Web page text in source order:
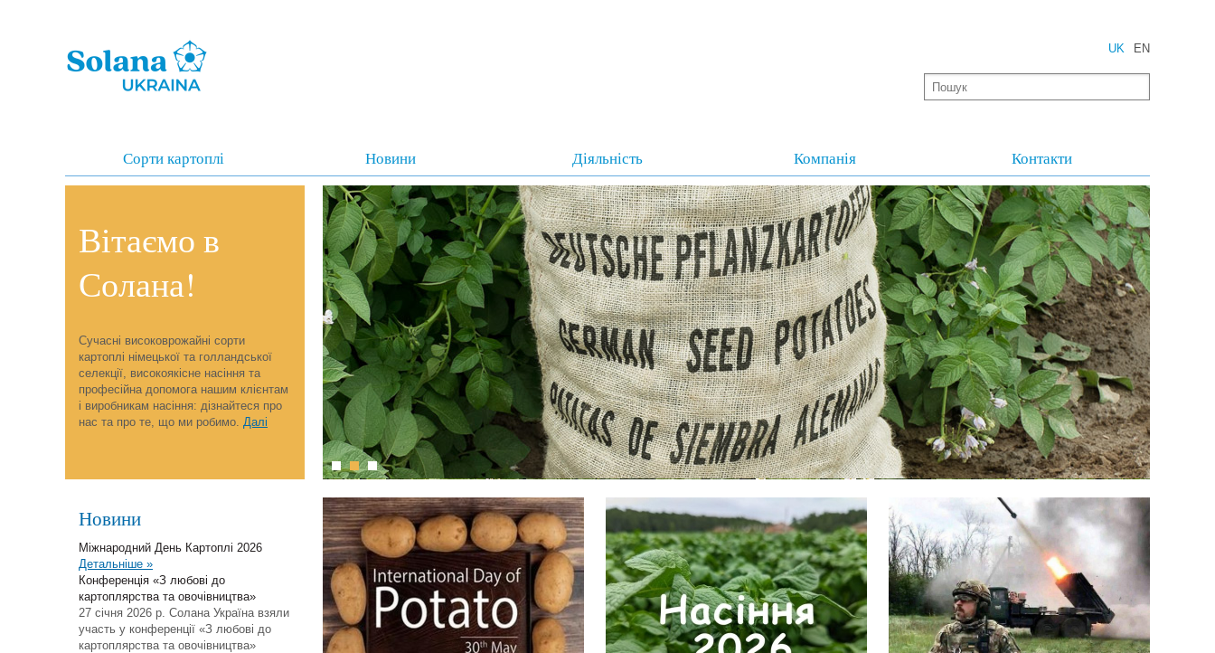
UK EN
Сорти картоплі Новини Діяльність Компанія Контакти
Вітаємо в
Солана!
Сучасні високоврожайні сорти
картоплі німецької та голландської
селекції, високоякісне насіння та
професійна допомога нашим клієнтам
і виробникам насіння: дізнайтеся про
нас та про те, що ми робимо. Далі
Новини
Міжнародний День Картоплі 2026
Детальніше »
Конференція «З любові до
картоплярства та овочівництва»
27 січня 2026 р. Солана Україна взяли
участь у конференції «З любові до
картоплярства та овочівництва»